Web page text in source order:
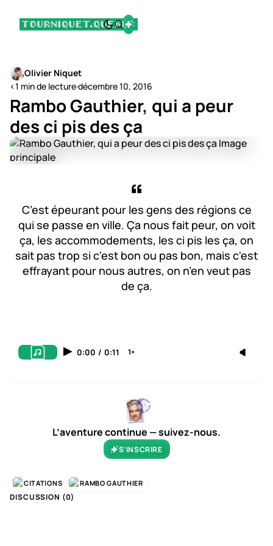
Olivier Niquet
<1 min de lecture·décembre 10, 2016
Rambo Gauthier, qui a peur
des ci pis des ça
C’est épeurant pour les gens des régions ce
qui se passe en ville. Ça nous fait peur, on voit
ça, les accommodements, les ci pis les ça, on
sait pas trop si c'est bon ou pas bon, mais c'est
effrayant pour nous autres, on n’en veut pas
de ça.
0:00 / 0:11 1×
L’aventure continue — suivez-nous.
S’INSCRIRE
CITATIONS RAMBO GAUTHIER
DISCUSSION (0)